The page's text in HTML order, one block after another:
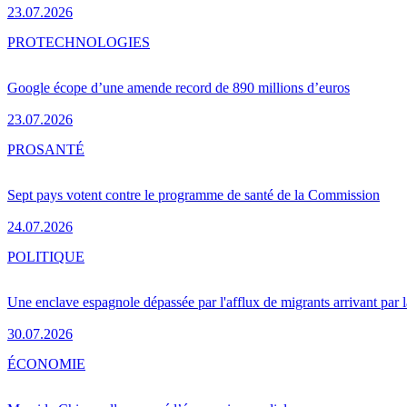
23.07.2026
Google écope d’une amende record de 890 millions d’euros
23.07.2026
PROTECHNOLOGIES
Sept pays votent contre le programme de santé de la Commission
24.07.2026
PROSANTÉ
Une enclave espagnole dépassée par l'afflux de migrants arrivant par
30.07.2026
POLITIQUE
ÉCONOMIE